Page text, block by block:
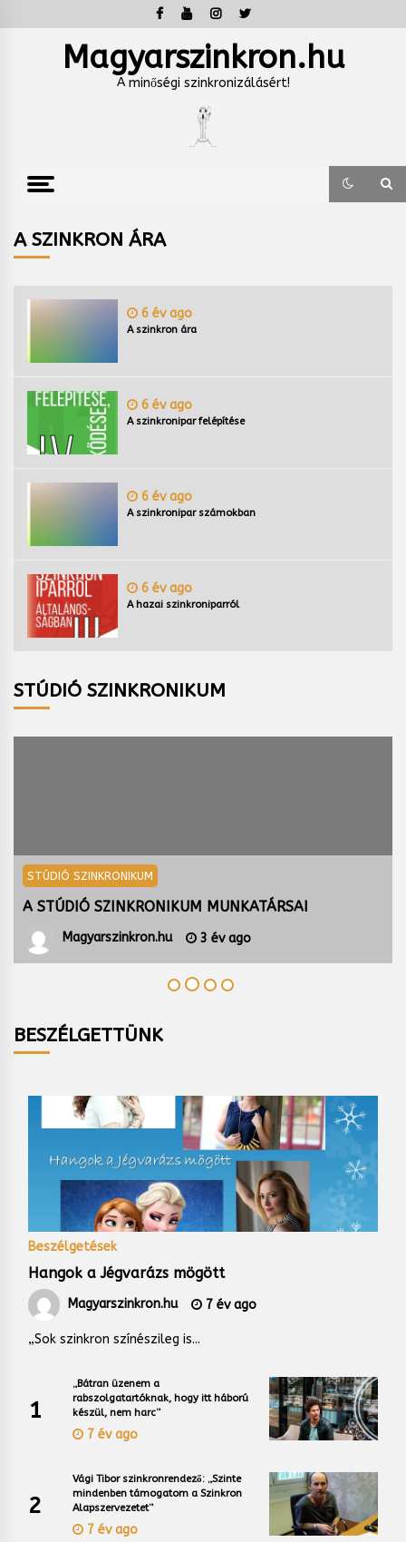
to
Magyarszinkron.hu
A minőségi szinkronizálásért!
A SZINKRON ÁRA
6 év ago
A szinkron ára
6 év ago
A szinkronipar felépítése
6 év ago
A szinkronipar számokban
6 év ago
A hazai szinkroniparról
STÚDIÓ SZINKRONIKUM
STÚDIÓ SZINKRONIKUM
A STÚDIÓ SZINKRONIKUM MUNKATÁRSAI
Magyarszinkron.hu 3 év ago
BESZÉLGETTÜNK
Beszélgetések
Hangok a Jégvarázs mögött
Magyarszinkron.hu 7 év ago
„Sok szinkron színészileg is...
1
„Bátran üzenem a
rabszolgatartóknak, hogy itt háború
készül, nem harc”
7 év ago
2
Vági Tibor szinkronrendező: „Szinte
mindenben támogatom a Szinkron
Alapszervezetet”
7 év ago